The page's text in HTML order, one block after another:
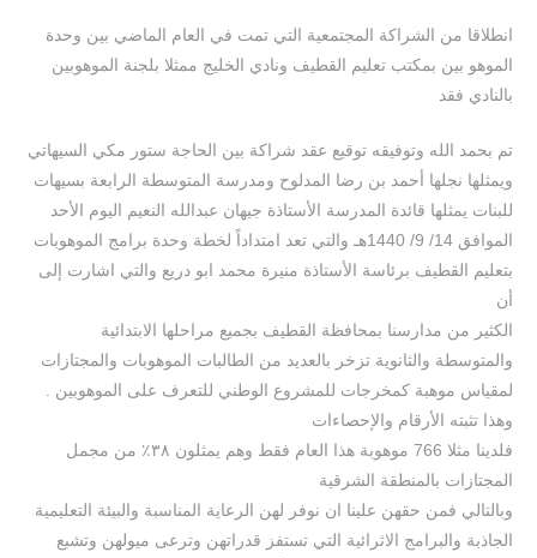
انطلاقا من الشراكة المجتمعية التي تمت في العام الماضي بين وحدة
الموهو بين بمكتب تعليم القطيف ونادي الخليج ممثلا بلجنة الموهوبين
بالنادي فقد
تم بحمد الله وتوفيقه توقيع عقد شراكة بين الحاجة ستور مكي السيهاتي
ويمثلها نجلها أحمد بن رضا المدلوح ومدرسة المتوسطة الرابعة بسيهات
للبنات يمثلها قائدة المدرسة الأستاذة جيهان عبدالله النعيم اليوم الأحد
الموافق 14/ 9/ 1440هـ والتي تعد امتداداً لخطة وحدة برامج الموهوبات
بتعليم القطيف برئاسة الأستاذة منيرة محمد ابو دريع والتي اشارت إلى
أن
الكثير من مدارسنا بمحافظة القطيف بجميع مراحلها الابتدائية
والمتوسطة والثانوية تزخر بالعديد من الطالبات الموهوبات والمجتازات
لمقياس موهبة كمخرجات للمشروع الوطني للتعرف على الموهوبين .
وهذا تثبته الأرقام والإحصاءات
فلدينا مثلا 766 موهوبة هذا العام فقط وهم يمثلون ٣٨٪؜ من مجمل
المجتازات بالمنطقة الشرقية
وبالتالي فمن حقهن علينا ان نوفر لهن الرعاية المناسبة والبيئة التعليمية
الجاذبة والبرامج الاثرائية التي تستفز قدراتهن وترعى ميولهن وتشبع